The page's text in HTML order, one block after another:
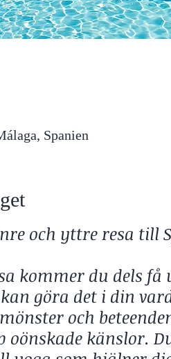
Spanien
och yttre resa till
kommer du dels
göra det i din
och
oönskade känslor.